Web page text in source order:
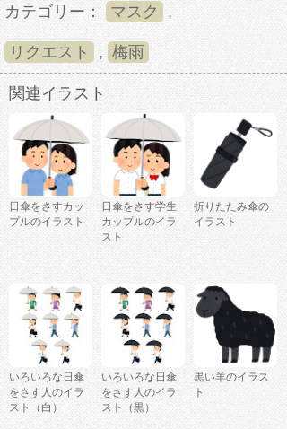
カテゴリー： マスク ,
リクエスト , 梅雨
関連イラスト
日傘をさすカッ
プルのイラスト
日傘をさす学生
カップルのイラ
スト
折りたたみ傘の
イラスト
いろいろな日傘
をさす人のイラ
スト（白）
いろいろな日傘
をさす人のイラ
スト（黒）
黒い羊のイラス
ト